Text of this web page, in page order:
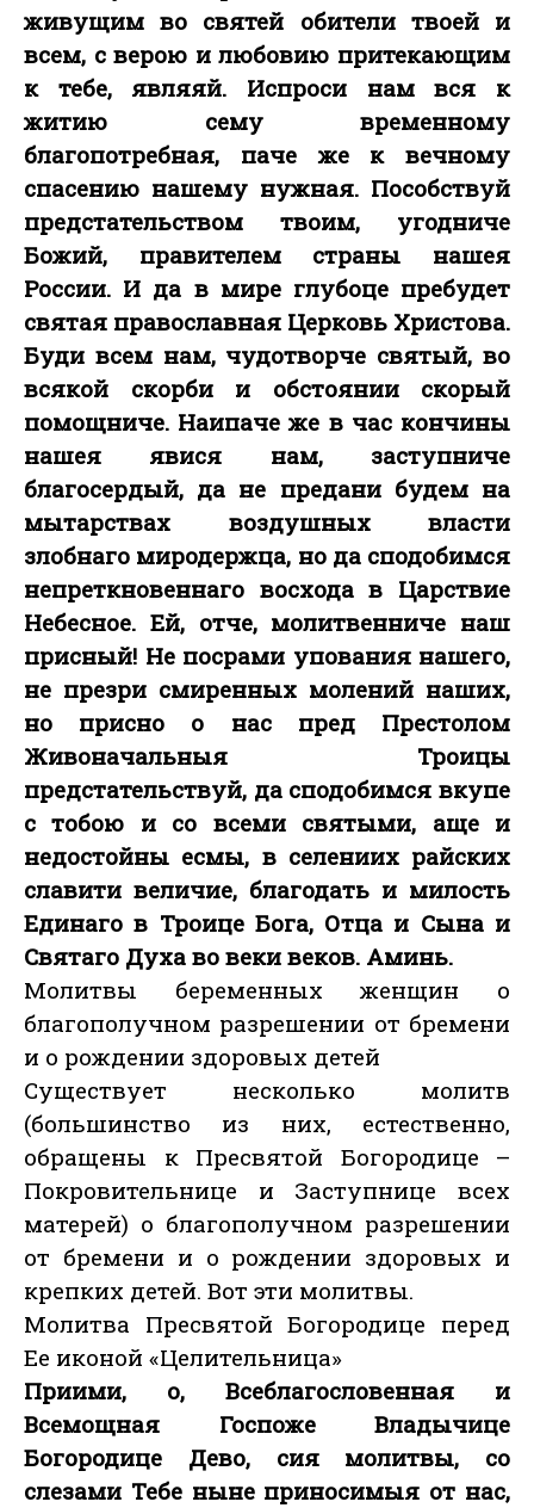
живущим во святей обители твоей и
всем, с верою и любовию притекающим
к тебе, являяй. Испроси нам вся к
житию сему временному
благопотребная, паче же к вечному
спасению нашему нужная. Пособствуй
предстательством твоим, угодниче
Божий, правителем страны нашея
России. И да в мире глубоце пребудет
святая православная Церковь Христова.
Буди всем нам, чудотворче святый, во
всякой скорби и обстоянии скорый
помощниче. Наипаче же в час кончины
нашея явися нам, заступниче
благосердый, да не предани будем на
мытарствах воздушных власти
злобнаго миродержца, но да сподобимся
непреткновеннаго восхода в Царствие
Небесное. Ей, отче, молитвенниче наш
присный! Не посрами упования нашего,
не презри смиренных молений наших,
но присно о нас пред Престолом
Живоначальныя Троицы
предстательствуй, да сподобимся вкупе
с тобою и со всеми святыми, аще и
недостойны есмы, в селениих райских
славити величие, благодать и милость
Единаго в Троице Бога, Отца и Сына и
Святаго Духа во веки веков. Аминь.
Молитвы беременных женщин о
благополучном разрешении от бремени
и о рождении здоровых детей
Существует несколько молитв
(большинство из них, естественно,
обращены к Пресвятой Богородице –
Покровительнице и Заступнице всех
матерей) о благополучном разрешении
от бремени и о рождении здоровых и
крепких детей. Вот эти молитвы.
Молитва Пресвятой Богородице перед
Ее иконой «Целительница»
Приими, о, Всеблагословенная и
Всемощная Госпоже Владычице
Богородице Дево, сия молитвы, со
слезами Тебе ныне приносимыя от нас,